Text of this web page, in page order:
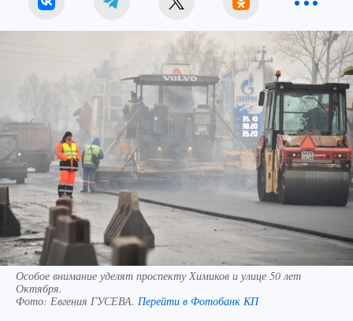
Особое внимание уделят проспекту Химиков и улице 50 лет
Октября.
Фото: Евгения ГУСЕВА. Перейти в Фотобанк КП